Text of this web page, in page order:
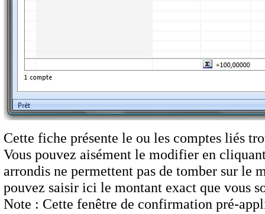
Cette fiche présente le ou les comptes liés
Vous pouvez aisément le modifier en
arrondis ne permettent pas de tomber sur le
pouvez saisir ici le montant exact que vous
Note : Cette fenêtre de confirmation pré-